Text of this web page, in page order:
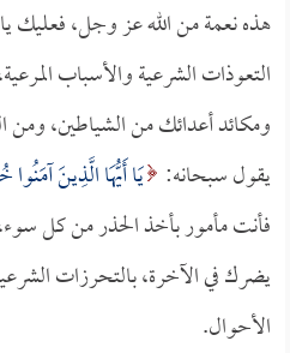
هذه نعمة من الله عز وجل، فعليك
التعوذات الشرعية والأسباب
ومكائد أعدائك من الشياطين، ومن
يقول سبحانه: يَا أَيُّهَا الَّذِينَ
فأنت مأمور بأخذ الحذر من كل سوء،
يضرك في الآخرة، بالتحرزات
الأحوال.